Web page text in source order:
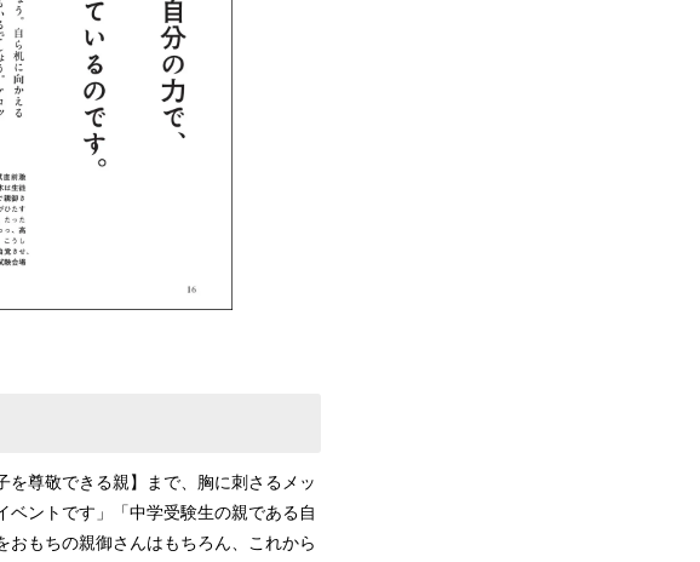
尊敬できる親】まで、胸に刺さるメッ
ントです」「中学受験生の親である自
もちの親御さんはもちろん、これから